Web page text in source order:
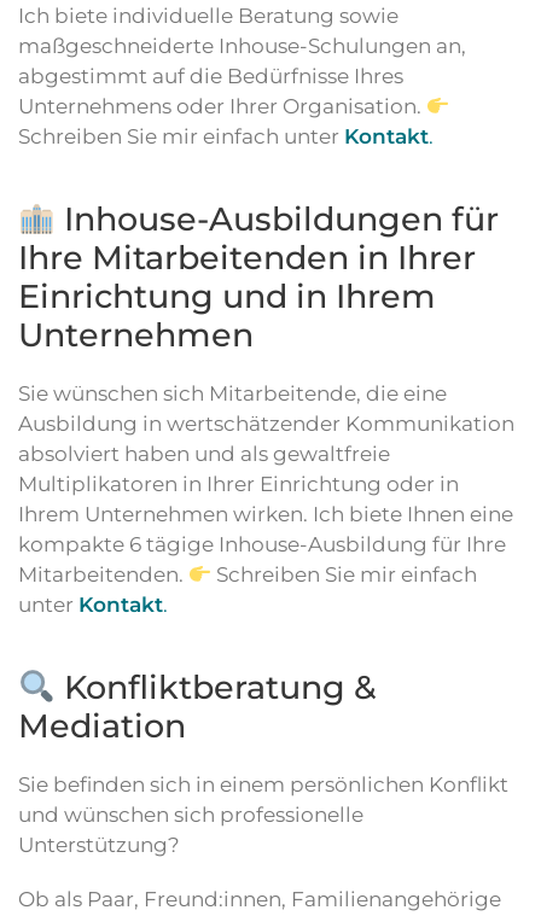
Ich biete individuelle Beratung sowie
maßgeschneiderte Inhouse-Schulungen an,
abgestimmt auf die Bedürfnisse Ihres
Unternehmens oder Ihrer Organisation.
Schreiben Sie mir einfach unter Kontakt.
Inhouse-Ausbildungen für
Ihre Mitarbeitenden in Ihrer
Einrichtung und in Ihrem
Unternehmen
Sie wünschen sich Mitarbeitende, die eine
Ausbildung in wertschätzender Kommunikation
absolviert haben und als gewaltfreie
Multiplikatoren in Ihrer Einrichtung oder in
Ihrem Unternehmen wirken. Ich biete Ihnen eine
kompakte 6 tägige Inhouse-Ausbildung für Ihre
Mitarbeitenden.
Schreiben Sie mir einfach
unter Kontakt.
Konfliktberatung &
Mediation
Sie befinden sich in einem persönlichen Konflikt
und wünschen sich professionelle
Unterstützung?
Ob als Paar, Freund:innen, Familienangehörige